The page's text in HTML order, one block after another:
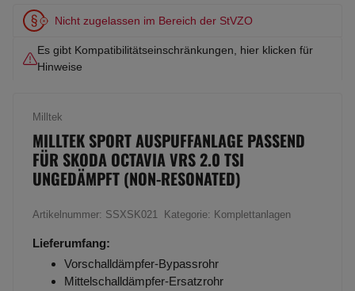
Nicht zugelassen im Bereich der StVZO
Es gibt Kompatibilitätseinschränkungen, hier klicken für
Hinweise
Milltek
MILLTEK SPORT AUSPUFFANLAGE PASSEND
FÜR SKODA OCTAVIA VRS 2.0 TSI
UNGEDÄMPFT (NON-RESONATED)
Artikelnummer: SSXSK021 Kategorie: Komplettanlagen
Lieferumfang:
Vorschalldämpfer-Bypassrohr
Mittelschalldämpfer-Ersatzrohr